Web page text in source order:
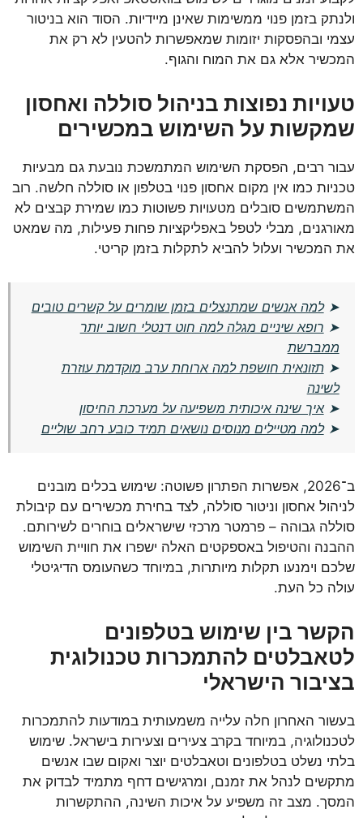
ולנתק בזמן פנוי ממשימות שאינן מיידיות. הסוד הוא בניטור
עצמי ובהפסקות יזומות שמאפשרות להטעין לא רק את
המכשיר אלא גם את המוח והגוף.
טעויות נפוצות בניהול סוללה ואחסון
שמקשות על השימוש במכשירים
עבור רבים, הפסקת השימוש המתמשכת נובעת גם מבעיות
טכניות כמו אין מקום אחסון פנוי בטלפון או סוללה חלשה. רוב
המשתמשים סובלים מטעויות פשוטות כמו שמירת קבצים לא
מאורגנים, מבלי לטפל באפליקציות פחות פעילות, מה שמאט
את המכשיר ועלול להביא לתקלות בזמן קריטי.
➤למה אנשים שמתנצלים בזמן שומרים על קשרים טובים
➤ רופא שיניים מגלה למה חוט דנטלי חשוב יותר
ממברשת
➤תזונאית חושפת למה ארוחת ערב מוקדמת עוזרת
לשינה
➤איך שינה איכותית משפיעה על מערכת החיסון
➤למה מטיילים מנוסים נושאים תמיד כובע רחב שוליים
ב־2026, אפשרות הפתרון פשוטה: שימוש בכלים מובנים
לניהול אחסון וניטור סוללה, לצד בחירת מכשירים עם קיבולת
סוללה גבוהה – פרמטר מרכזי שישראלים בוחרים לשירותם.
ההבנה והטיפול באספקטים האלה ישפרו את חוויית השימוש
שלכם וימנעו תקלות מיותרות, במיוחד כשהעומס הדיגיטלי
עולה כל העת.
הקשר בין שימוש בטלפונים
לטאבלטים להתמכרות טכנולוגית
בציבור הישראלי
בעשור האחרון חלה עלייה משמעותית במודעות להתמכרות
לטכנולוגיה, במיוחד בקרב צעירים וצעירות בישראל. שימוש
בלתי נשלט בטלפונים וטאבלטים יוצר ואקום שבו אנשים
מתקשים לנהל את זמנם, ומרגישים דחף מתמיד לבדוק את
המסך. מצב זה משפיע על איכות השינה, ההתקשרות